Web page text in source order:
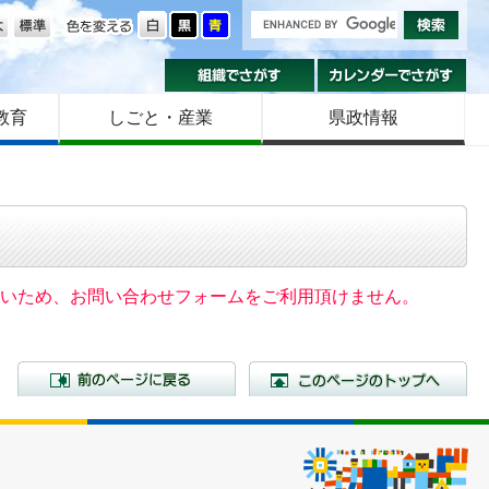
色を変える
大きさ
組織でさがす
育 しごと・産業 県政情報
ため、お問い合わせフォームをご利用頂けません。
前のページに戻る